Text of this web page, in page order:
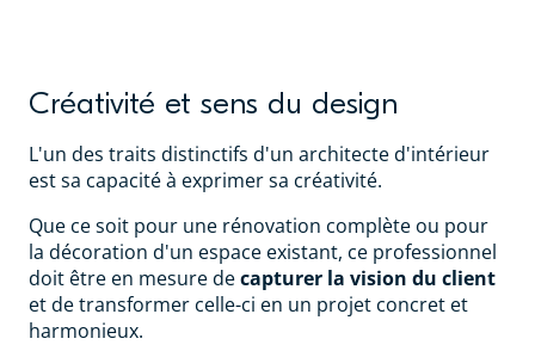
Créativité et sens du design
L'un des traits distinctifs d'un architecte d'intérieur
est sa capacité à exprimer sa créativité.
Que ce soit pour une rénovation complète ou pour
la décoration d'un espace existant, ce professionnel
doit être en mesure decapturer la vision du client
et de transformer celle-ci en un projet concret et
harmonieux.